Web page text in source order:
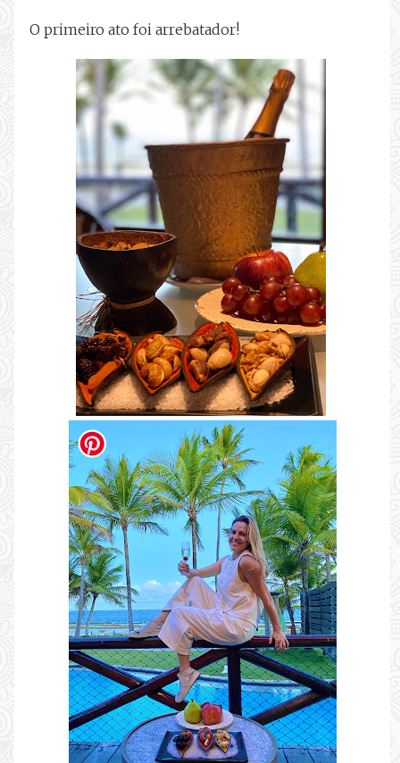
O primeiro ato foi arrebatador!